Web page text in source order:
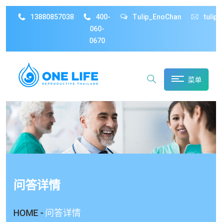
13880857038
400-
060-
0670
Tulip_EnoChan
菜单
问答详情
HOME - 问答详情